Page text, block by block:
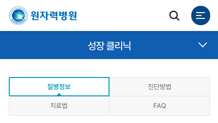
질병정보 진단방법
치료법 FAQ